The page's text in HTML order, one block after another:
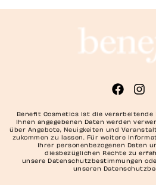
Benefit Cosmetics ist die verarbeitende
Ihnen angegebenen Daten werden
über Angebote, Neuigkeiten und
zukommen zu lassen. Für weitere
Ihrer personenbezogenen Daten
diesbezüglichen Rechte zu
unsere Datenschutzbestimmungen
unseren